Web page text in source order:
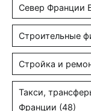
Север Франции
Строительные
Стройка и
Такси,
Франции (48)